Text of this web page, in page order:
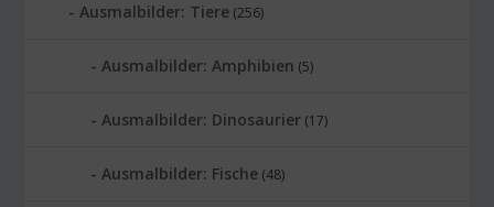
Ausmalbilder: Tiere (256)
Ausmalbilder: Amphibien (5)
Ausmalbilder: Dinosaurier (17)
Ausmalbilder: Fische (48)